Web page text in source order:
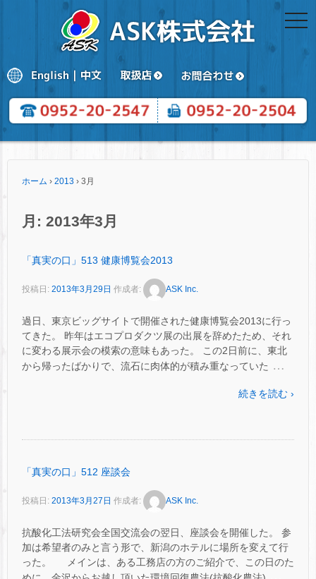
ホーム › 2013 › 3月
月: 2013年3月
「真実の口」513 健康博覧会2013
投稿日: 2013年3月29日 作成者: ASK Inc.
過日、東京ビッグサイトで開催された健康博覧会2013に行っ
てきた。 昨年はエコプロダクツ展の出展を辞めたため、それ
に変わる展示会の模索の意味もあった。 この2日前に、東北
から帰ったばかりで、流石に肉体的が積み重なっていた …
続きを読む ›
「真実の口」512 座談会
投稿日: 2013年3月27日 作成者: ASK Inc.
抗酸化工法研究会全国交流会の翌日、座談会を開催した。 参
加は希望者のみと言う形で、新潟のホテルに場所を変えて行
った。 メインは、ある工務店の方のご紹介で、この日のた